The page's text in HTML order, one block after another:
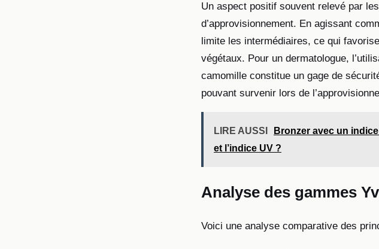
Un aspect positif souvent relevé par
d’approvisionnement. En agissant
limite les intermédiaires, ce qui
végétaux. Pour un dermatologue,
camomille constitue un gage de
pouvant survenir lors de
LIRE AUSSI
Bronzer avec un
et l’indice UV ?
Analyse des gammes
Voici une analyse comparative des